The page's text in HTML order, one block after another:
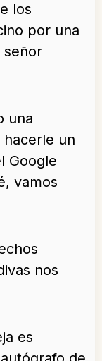
los
por una
señor
una
hacerle un
Google
vamos
nos
es